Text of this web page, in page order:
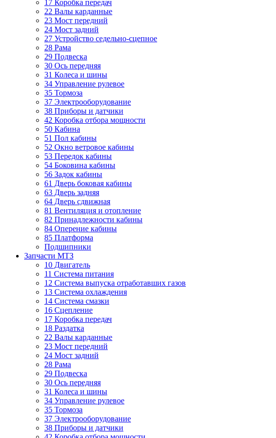
17 Коробка передач
22 Валы карданные
23 Мост передний
24 Мост задний
27 Устройство седельно-сцепное
28 Рама
29 Подвеска
30 Ось передняя
31 Колеса и шины
34 Управление рулевое
35 Тормоза
37 Электрооборудование
38 Приборы и датчики
42 Коробка отбора мощности
50 Кабина
51 Пол кабины
52 Окно ветровое кабины
53 Передок кабины
54 Боковина кабины
56 Задок кабины
61 Дверь боковая кабины
63 Дверь задняя
64 Дверь сдвижная
81 Вентиляция и отопление
82 Принадлежности кабины
84 Оперение кабины
85 Платформа
Подшипники
Запчасти МТЗ
10 Двигатель
11 Система питания
12 Система выпуска отработавших газов
13 Система охлаждения
14 Система смазки
16 Сцепление
17 Коробка передач
18 Раздатка
22 Валы карданные
23 Мост передний
24 Мост задний
28 Рама
29 Подвеска
30 Ось передняя
31 Колеса и шины
34 Управление рулевое
35 Тормоза
37 Электрооборудование
38 Приборы и датчики